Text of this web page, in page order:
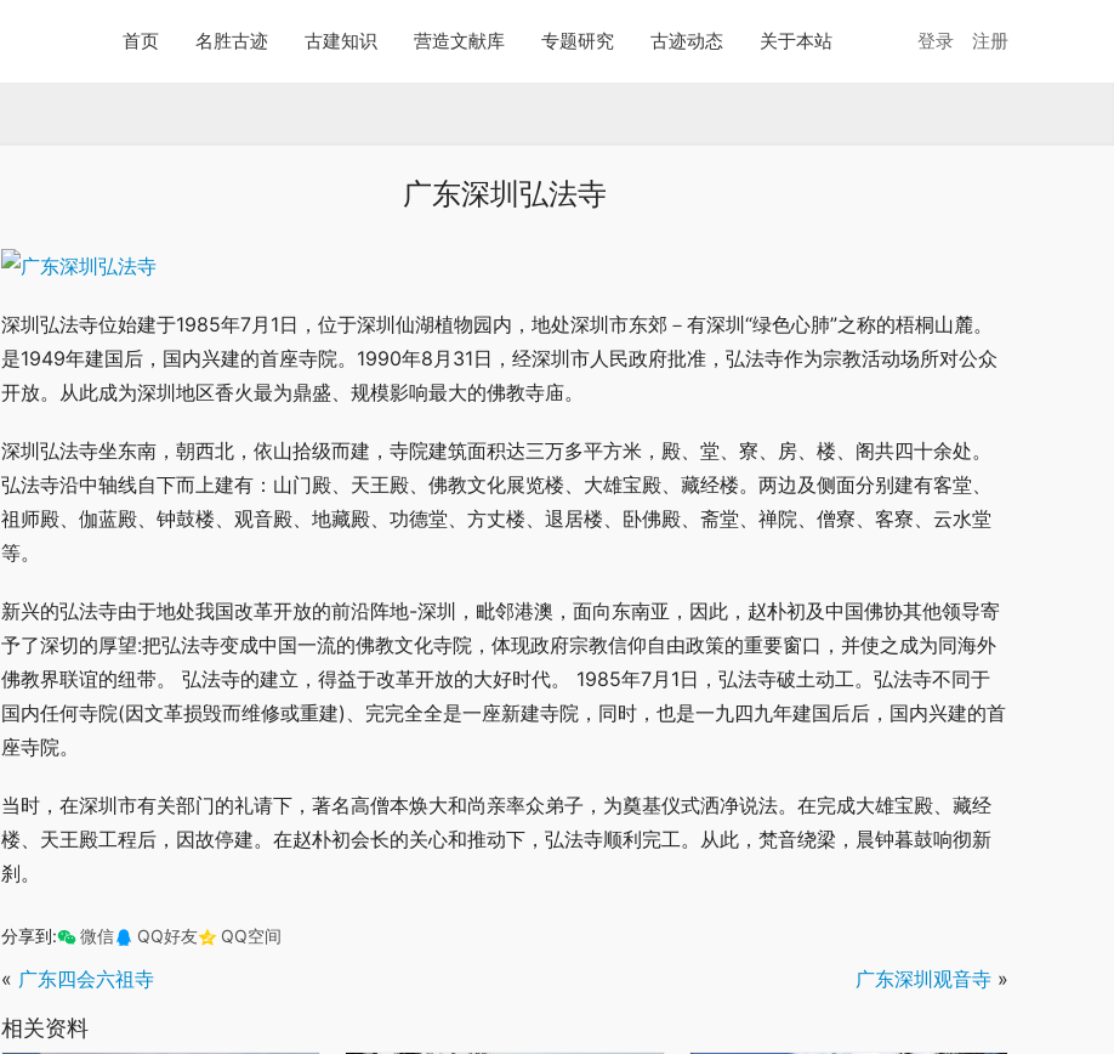
首页 名胜古迹 古建知识 营造文献库 专题研究 古迹动态 关于本站 登录 注册
广东深圳弘法寺
深圳弘法寺位始建于1985年7月1日，位于深圳仙湖植物园内，地处深圳市东郊－有深圳“绿色心肺”之称的梧桐山麓。
是1949年建国后，国内兴建的首座寺院。1990年8月31日，经深圳市人民政府批准，弘法寺作为宗教活动场所对公众
开放。从此成为深圳地区香火最为鼎盛、规模影响最大的佛教寺庙。
深圳弘法寺坐东南，朝西北，依山拾级而建，寺院建筑面积达三万多平方米，殿、堂、寮、房、楼、阁共四十余处。
弘法寺沿中轴线自下而上建有：山门殿、天王殿、佛教文化展览楼、大雄宝殿、藏经楼。两边及侧面分别建有客堂、
祖师殿、伽蓝殿、钟鼓楼、观音殿、地藏殿、功德堂、方丈楼、退居楼、卧佛殿、斋堂、禅院、僧寮、客寮、云水堂
等。
新兴的弘法寺由于地处我国改革开放的前沿阵地-深圳，毗邻港澳，面向东南亚，因此，赵朴初及中国佛协其他领导寄
予了深切的厚望:把弘法寺变成中国一流的佛教文化寺院，体现政府宗教信仰自由政策的重要窗口，并使之成为同海外
佛教界联谊的纽带。 弘法寺的建立，得益于改革开放的大好时代。 1985年7月1日，弘法寺破土动工。弘法寺不同于
国内任何寺院(因文革损毁而维修或重建)、完完全全是一座新建寺院，同时，也是一九四九年建国后后，国内兴建的首
座寺院。
当时，在深圳市有关部门的礼请下，著名高僧本焕大和尚亲率众弟子，为奠基仪式洒净说法。在完成大雄宝殿、藏经
楼、天王殿工程后，因故停建。在赵朴初会长的关心和推动下，弘法寺顺利完工。从此，梵音绕梁，晨钟暮鼓响彻新
刹。
分享到: 微信 QQ好友 QQ空间
« 广东四会六祖寺 广东深圳观音寺 »
相关资料